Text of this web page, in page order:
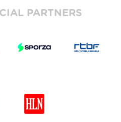
PARTNERS